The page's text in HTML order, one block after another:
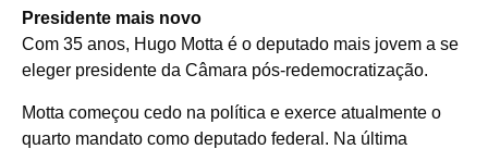
Presidente mais novo
Com 35 anos, Hugo Motta é o deputado mais jovem a se
eleger presidente da Câmara pós-redemocratização.
Motta começou cedo na política e exerce atualmente o
quarto mandato como deputado federal. Na última